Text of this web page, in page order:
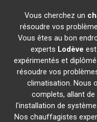
Vous cherchez un
résoudre vos
Vous êtes au bon
experts Lodève
expérimentés et
résoudre vos
climatisation. Nous
complets, allant
l'installation de
Nos chauffagistes